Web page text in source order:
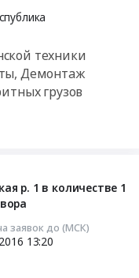
техники
Демонтаж
грузов
р. 1 в количестве 1
заявок до (МСК)
13:20